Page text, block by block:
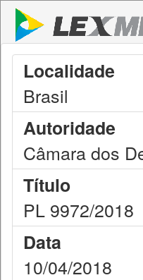
Localidade
Brasil
Autoridade
Câmara dos
Título
PL 9972/2018
Data
10/04/2018